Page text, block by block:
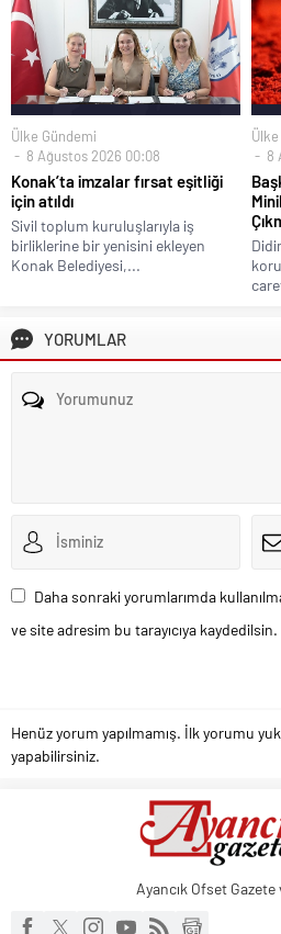
Ülke Gündemi
8 Ağustos 2026 00:08
Konak’ta imzalar fırsat eşitliği
için atıldı
Sivil toplum kuruluşlarıyla iş
birliklerine bir yenisini ekleyen
Konak Belediyesi,...
8
YORUMLAR
Daha sonraki yorumlarımda
ve site adresim bu tarayıcıya kaydedilsin.
Henüz yorum yapılmamış. İlk yorumu
yapabilirsiniz.
Ayancık Ofset Gazete